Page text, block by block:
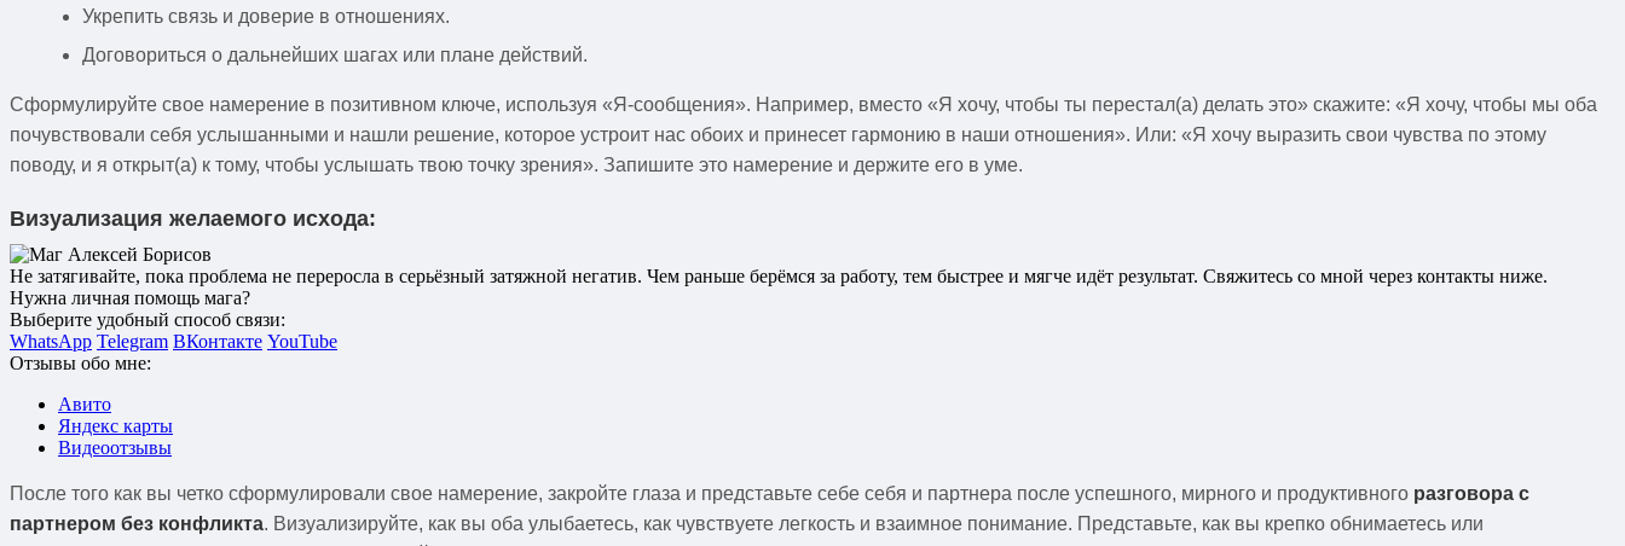
Укрепить связь и доверие в отношениях.
Договориться о дальнейших шагах или плане действий.
Сформулируйте свое намерение в позитивном ключе, используя «Я-сообщения». Например, вместо «Я хочу, чтобы ты перестал(а) делать это» скажите: «Я хочу, чтобы мы оба
почувствовали себя услышанными и нашли решение, которое устроит нас обоих и принесет гармонию в наши отношения». Или: «Я хочу выразить свои чувства по этому
поводу, и я открыт(а) к тому, чтобы услышать твою точку зрения». Запишите это намерение и держите его в уме.
Визуализация желаемого исхода:
Не затягивайте, пока проблема не переросла в серьёзный затяжной негатив. Чем раньше берёмся за работу, тем быстрее и мягче идёт результат. Свяжитесь со мной через контакты ниже.
Нужна личная помощь мага?
Выберите удобный способ связи:
WhatsApp Telegram ВКонтакте YouTube
Отзывы обо мне:
Авито
Яндекс карты
Видеоотзывы
После того как вы четко сформулировали свое намерение, закройте глаза и представьте себе себя и партнера после успешного, мирного и продуктивного разговора с
партнером без конфликта. Визуализируйте, как вы оба улыбаетесь, как чувствуете легкость и взаимное понимание. Представьте, как вы крепко обнимаетесь или